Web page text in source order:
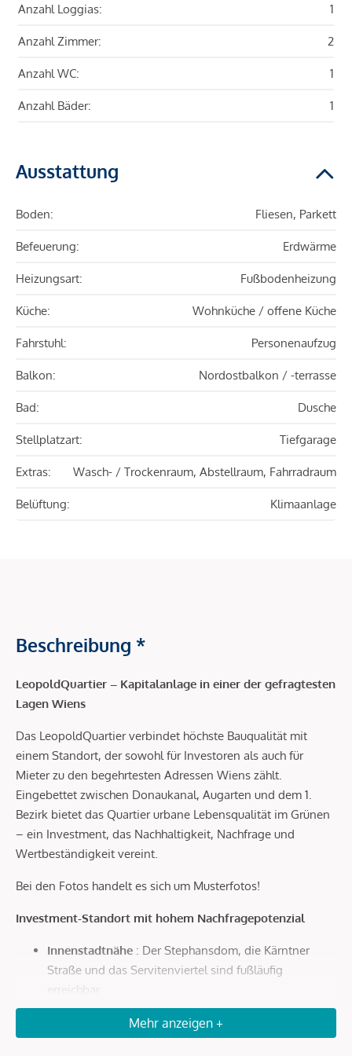
Anzahl Loggias: 1
Anzahl Zimmer: 2
Anzahl WC: 1
Anzahl Bäder: 1
Ausstattung
Boden: Fliesen, Parkett
Befeuerung: Erdwärme
Heizungsart: Fußbodenheizung
Küche: Wohnküche / offene Küche
Fahrstuhl: Personenaufzug
Balkon: Nordostbalkon / -terrasse
Bad: Dusche
Stellplatzart: Tiefgarage
Extras: Wasch- / Trockenraum, Abstellraum, Fahrradraum
Belüftung: Klimaanlage
Beschreibung *
LeopoldQuartier – Kapitalanlage in einer der gefragtesten
Lagen Wiens
Das LeopoldQuartier verbindet höchste Bauqualität mit
einem Standort, der sowohl für Investoren als auch für
Mieter zu den begehrtesten Adressen Wiens zählt.
Eingebettet zwischen Donaukanal, Augarten und dem 1.
Bezirk bietet das Quartier urbane Lebensqualität im Grünen
– ein Investment, das Nachhaltigkeit, Nachfrage und
Wertbeständigkeit vereint.
Bei den Fotos handelt es sich um Musterfotos!
Investment-Standort mit hohem Nachfragepotenzial
Innenstadtnähe : Der Stephansdom, die Kärntner
Straße und das Servitenviertel sind fußläufig
erreichbar.
Optimale Anbindung: In wenigen Minuten zur U4
Roßauer Lände, zum Hauptbahnhof und in nur 20
Mehr anzeigen +